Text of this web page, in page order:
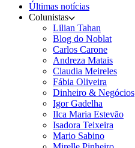
Últimas notícias
Colunistas
Lilian Tahan
Blog do Noblat
Carlos Carone
Andreza Matais
Claudia Meireles
Fábia Oliveira
Dinheiro & Negócios
Igor Gadelha
Ilca Maria Estevão
Isadora Teixeira
Mario Sabino